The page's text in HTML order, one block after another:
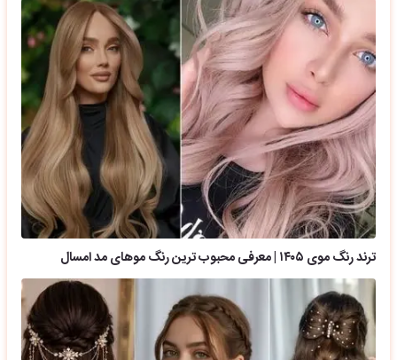
ترند رنگ موی ۱۴۰۵ | معرفی محبوب ترین رنگ موهای مد امسال